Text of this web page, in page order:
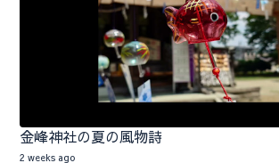
金峰神社の夏の風物詩
2 weeks ago